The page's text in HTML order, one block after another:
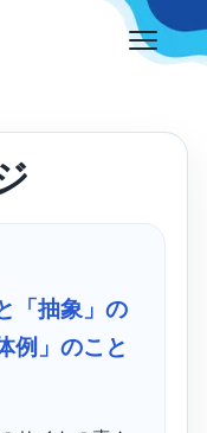
「抽象」の
例」のこと